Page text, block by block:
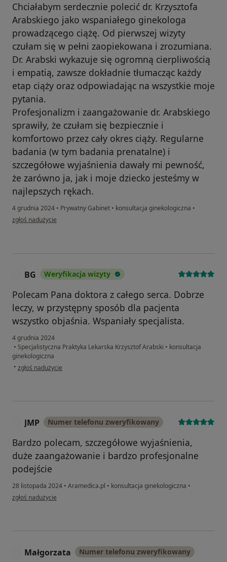
Chciałabym serdecznie polecić dr. Krzysztofa
Arabskiego jako wspaniałego ginekologa
prowadzącego ciążę. Od pierwszej wizyty
czułam się w pełni zaopiekowana i zrozumiana.
Dr. Arabski wykazuje się ogromną cierpliwością
i empatią, zawsze dokładnie tłumacząc każdy
etap ciąży oraz odpowiadając na wszystkie moje
pytania.
Profesjonalizm i zaangażowanie dr. Arabskiego
sprawiły, że czułam się bezpiecznie i
komfortowo przez cały okres ciąży. Regularne
badania (w tym badania prenatalne) i
szczegółowe wyjaśnienia dawały mi pewność,
że zarówno ja, jak i moje dziecko jesteśmy w
najlepszych rękach.
4 grudnia 2024 • Prywatny Gabinet • konsultacja ginekologiczna •
w opinii użytkownika Zuzanna
zgłoś nadużycie
BG Weryfikacja wizyty
Polecam Pana doktora z całego serca. Dobrze
leczy, w przystępny sposób dla pacjenta
wszystko objaśnia. Wspaniały specjalista.
4 grudnia 2024
• Specjalistyczna Praktyka Lekarska Krzysztof Arabski • konsultacja
ginekologiczna
• w opinii użytkownika BG
zgłoś nadużycie
JMP Numer telefonu zweryfikowany
Bardzo polecam, szczegółowe wyjaśnienia,
duże zaangażowanie i bardzo profesjonalne
podejście
28 listopada 2024 • Aramedica.pl • konsultacja ginekologiczna •
w opinii użytkownika JMP
zgłoś nadużycie
Małgorzata Numer telefonu zweryfikowany